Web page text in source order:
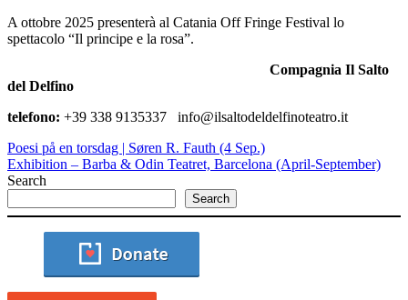
A ottobre 2025 presenterà al Catania Off Fringe Festival lo
spettacolo “Il principe e la rosa”.
Compagnia Il Salto
del Delfino
telefono: +39 338 9135337 info@ilsaltodeldelfinoteatro.it
Poesi på en torsdag | Søren R. Fauth (4 Sep.)
Exhibition – Barba & Odin Teatret, Barcelona (April-September)
Search
Search